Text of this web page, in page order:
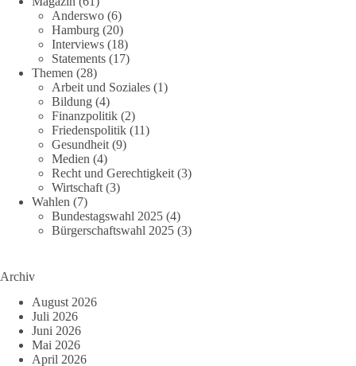
Anderswo (6)
Hamburg (20)
Interviews (18)
Statements (17)
Themen (28)
Arbeit und Soziales (1)
Bildung (4)
Finanzpolitik (2)
Friedenspolitik (11)
Gesundheit (9)
Medien (4)
Recht und Gerechtigkeit (3)
Wirtschaft (3)
Wahlen (7)
Bundestagswahl 2025 (4)
Bürgerschaftswahl 2025 (3)
Archiv
August 2026
Juli 2026
Juni 2026
Mai 2026
April 2026